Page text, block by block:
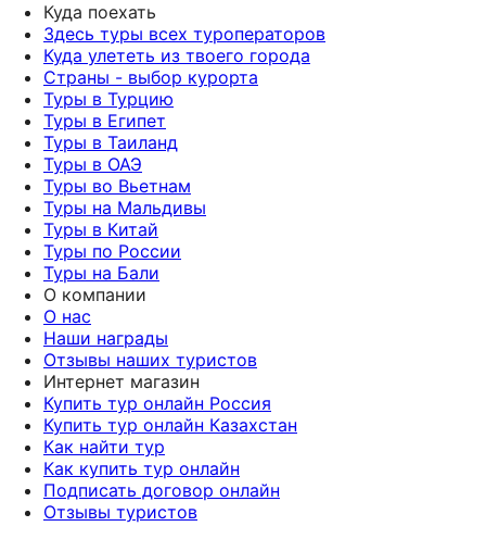
Куда поехать
Здесь туры всех туроператоров
Куда улететь из твоего города
Страны - выбор курорта
Туры в Турцию
Туры в Египет
Туры в Таиланд
Туры в ОАЭ
Туры во Вьетнам
Туры на Мальдивы
Туры в Китай
Туры по России
Туры на Бали
О компании
О нас
Наши награды
Отзывы наших туристов
Интернет магазин
Купить тур онлайн Россия
Купить тур онлайн Казахстан
Как найти тур
Как купить тур онлайн
Подписать договор онлайн
Отзывы туристов